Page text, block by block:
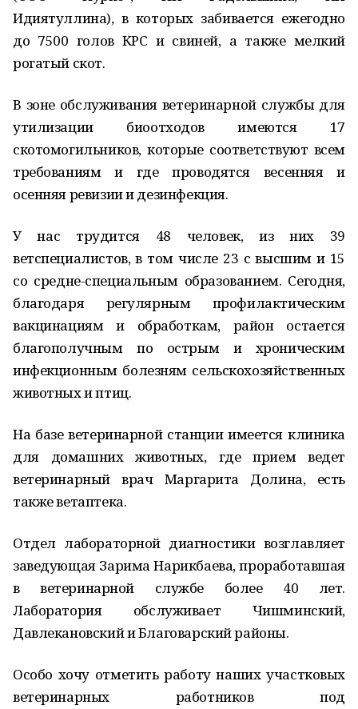
Идиятуллина), в которых забивается ежегодно
до 7500 голов КРС и свиней, а также мелкий
рогатый скот.
В зоне обслуживания ветеринарной службы для
утилизации биоотходов имеются 17
скотомогильников, которые соответствуют всем
требованиям и где проводятся весенняя и
осенняя ревизии и дезинфекция.
У нас трудится 48 человек, из них 39
ветспециалистов, в том числе 23 с высшим и 15
со средне-специальным образованием. Сегодня,
благодаря регулярным профилактическим
вакцинациям и обработкам, район остается
благополучным по острым и хроническим
инфекционным болезням сельскохозяйственных
животных и птиц.
На базе ветеринарной станции имеется клиника
для домашних животных, где прием ведет
ветеринарный врач Маргарита Долина, есть
также ветаптека.
Отдел лабораторной диагностики возглавляет
заведующая Зарима Нарикбаева, проработавшая
в ветеринарной службе более 40 лет.
Лаборатория обслуживает Чишминский,
Давлекановский и Благоварский районы.
Особо хочу отметить работу наших участковых
ветеринарных работников под